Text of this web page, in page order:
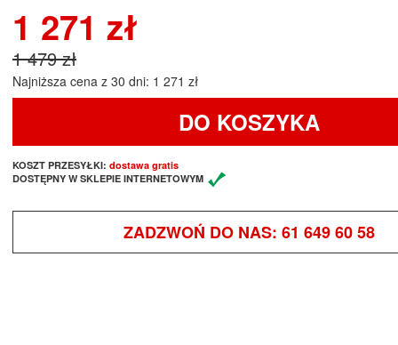
1 271 zł
1 479 zł
Najniższa cena z 30 dni: 1 271 zł
DO KOSZYKA
KOSZT PRZESYŁKI: dostawa gratis
DOSTĘPNY W SKLEPIE INTERNETOWYM
ZADZWOŃ DO NAS: 61 649 60 58